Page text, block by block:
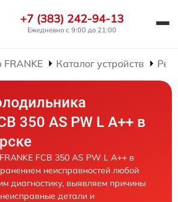
+7 (383) 242-94-13
Ежедневно с 9:00 до 21:00
Каталог устройств
350 AS PW L A++ в
FCB 350 AS PW L A++ в
неисправностей любой
диагностику, выявляем причины
детали и